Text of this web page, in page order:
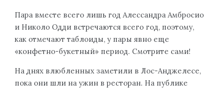
Пара вместе всего лишь год Алессандра Амбросио
и Николо Одди встречаются всего год, поэтому,
как отмечают таблоиды, у пары явно еще
«конфетно-букетный» период. Смотрите сами!
На днях влюбленных заметили в Лос-Анджелесе,
пока они шли на ужин в ресторан. На публике